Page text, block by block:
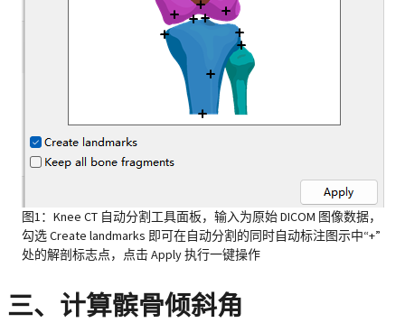
图1：Knee CT 自动分割工具面板，输入为原始 DICOM 图像数据，
勾选 Create landmarks 即可在自动分割的同时自动标注图示中“+”
处的解剖标志点，点击 Apply 执行一键操作
三、计算髌骨倾斜角